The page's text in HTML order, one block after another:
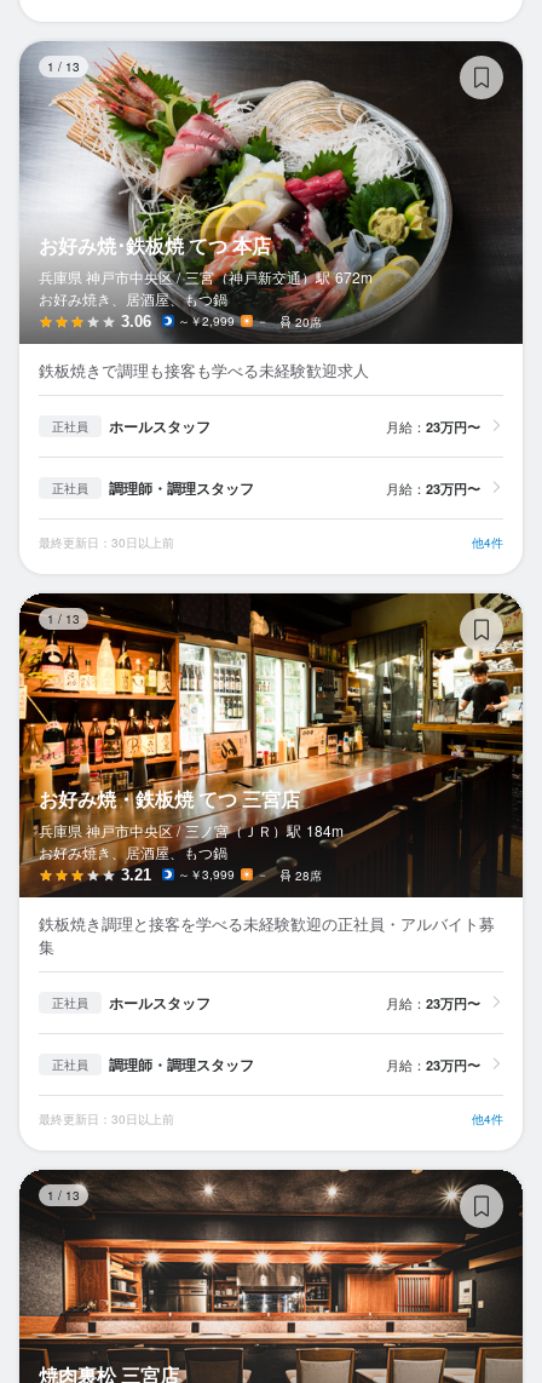
1 / 13
お好み焼･鉄板焼 てつ 本店
兵庫県 神戸市中央区 / 三宮（神戸新交通）駅 672m
お好み焼き、居酒屋、もつ鍋
3.06 ～￥2,999 － 20席
鉄板焼きで調理も接客も学べる未経験歓迎求人
正社員 ホールスタッフ 月給： 23万円〜
正社員 調理師・調理スタッフ 月給： 23万円〜
最終更新日：30日以上前 他4件
1 / 13
お好み焼・鉄板焼 てつ 三宮店
兵庫県 神戸市中央区 / 三ノ宮（ＪＲ） 駅 184m
お好み焼き、居酒屋、もつ鍋
3.21 ～￥3,999 － 28席
鉄板焼き調理と接客を学べる未経験歓迎の正社員・アルバイト募
集
正社員 ホールスタッフ 月給： 23万円〜
正社員 調理師・調理スタッフ 月給： 23万円〜
最終更新日：30日以上前 他4件
1 / 13
焼肉裏松 三宮店